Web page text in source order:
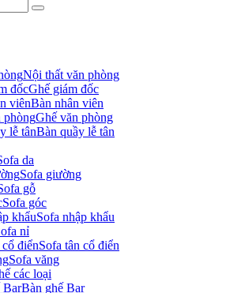
Nội thất văn phòng
Ghế giám đốc
Bàn nhân viên
Ghế văn phòng
Bàn quầy lễ tân
da
Sofa giường
gỗ
Sofa góc
Sofa nhập khẩu
nỉ
Sofa tân cổ điển
Sofa văng
các loại
Bàn ghế Bar